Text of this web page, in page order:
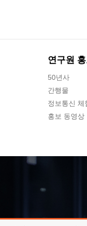
연구원
50년사
간행물
정보통신 체
홍보 동영상